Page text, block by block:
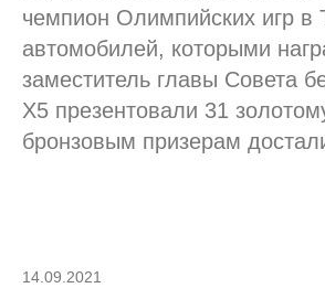
чемпион Олимпийских игр в
автомобилей, которыми
заместитель главы Совета
X5 презентовали 31
бронзовым призерам
14.09.2021